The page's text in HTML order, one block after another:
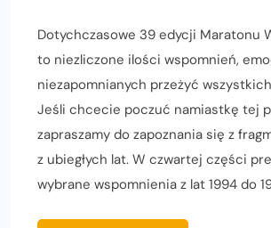
Dotychczasowe 39 edycji Maratonu
to niezliczone ilości wspomnień,
niezapomnianych przeżyć
Jeśli chcecie poczuć namiastkę tej
zapraszamy do zapoznania się z
z ubiegłych lat. W czwartej części
wybrane wspomnienia z lat 1994 do